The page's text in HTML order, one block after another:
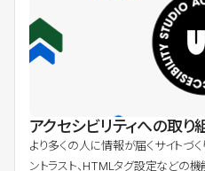
アクセシビリティへの取り
より多くの人に情報が届くサイトづく
ントラスト、HTMLタグ設定などの